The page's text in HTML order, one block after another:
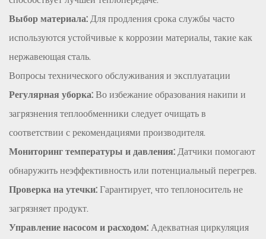
Выбор материала:Для продления срока службы часто
используются устойчивые к коррозии материалы, такие как
нержавеющая сталь.
Вопросы технического обслуживания и эксплуатации
Регулярная уборка:Во избежание образования накипи и
загрязнения теплообменники следует очищать в
соответствии с рекомендациями производителя.
Мониторинг температуры и давления:Датчики помогают
обнаружить неэффективность или потенциальный перегрев.
Проверка на утечки:Гарантирует, что теплоноситель не
загрязняет продукт.
Управление насосом и расходом:Адекватная циркуляция